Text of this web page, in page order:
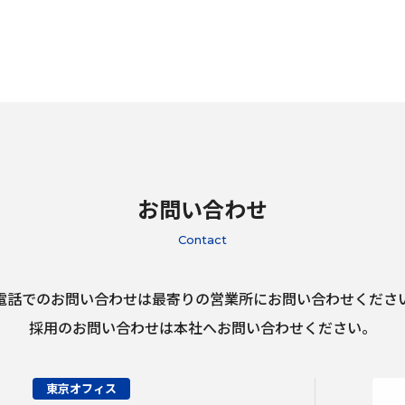
お問い合わせ
Contact
話でのお問い合わせは最寄りの営業所にお問い合わせくださ
採用のお問い合わせは本社へお問い合わせください。
東京オフィス